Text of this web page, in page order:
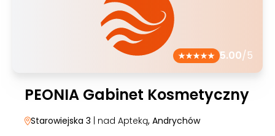
5.00/5
PEONIA Gabinet Kosmetyczny
Starowiejska 3 | nad Apteką, Andrychów